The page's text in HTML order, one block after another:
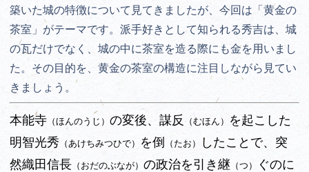
築いた城の特徴について見てきましたが、今回は「黄金の
茶室」がテーマです。派手好きとして知られる秀吉は、城
の瓦だけでなく、城の中に茶室を造る際にも金を用いまし
た。その目的を、黄金の茶室の構造に注目しながら見てい
きましょう。
本能寺 （ほんのうじ） の変後、謀反 （むほん）
を起こした
明智光秀 （あけちみつひで） を倒 （たお）
したことで、突
然織田信長 （おだのぶなが） の政治を引き継 （つ）
ぐのに